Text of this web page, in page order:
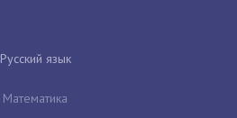
Русский язык
Математика